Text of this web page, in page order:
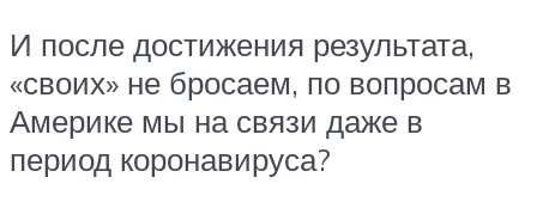
И после достижения результата,
«своих» не бросаем, по вопросам в
Америке мы на связи даже в
период коронавируса?